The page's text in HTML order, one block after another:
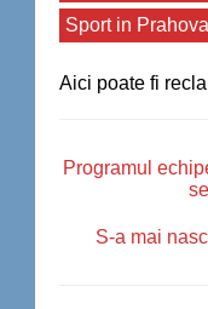
Sport in Prahova
Aici poate fi
Programul
S-a mai